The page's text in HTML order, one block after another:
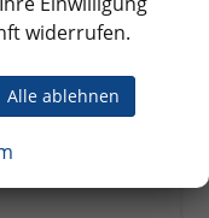
widerrufen.
Alle ablehnen